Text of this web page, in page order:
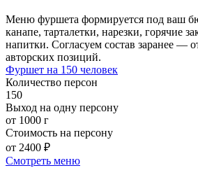
Меню фуршета формируется под ваш
канапе, тарталетки, нарезки, горячие
напитки. Согласуем состав заранее —
авторских позиций.
Фуршет на 150 человек
Количество персон
150
Выход на одну персону
от 1000 г
Стоимость на персону
от 2400 ₽
Смотреть меню